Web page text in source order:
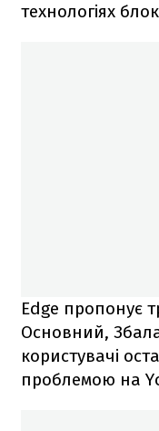
технологіях
Edge пропонує
Основний,
користувачі
проблемою на